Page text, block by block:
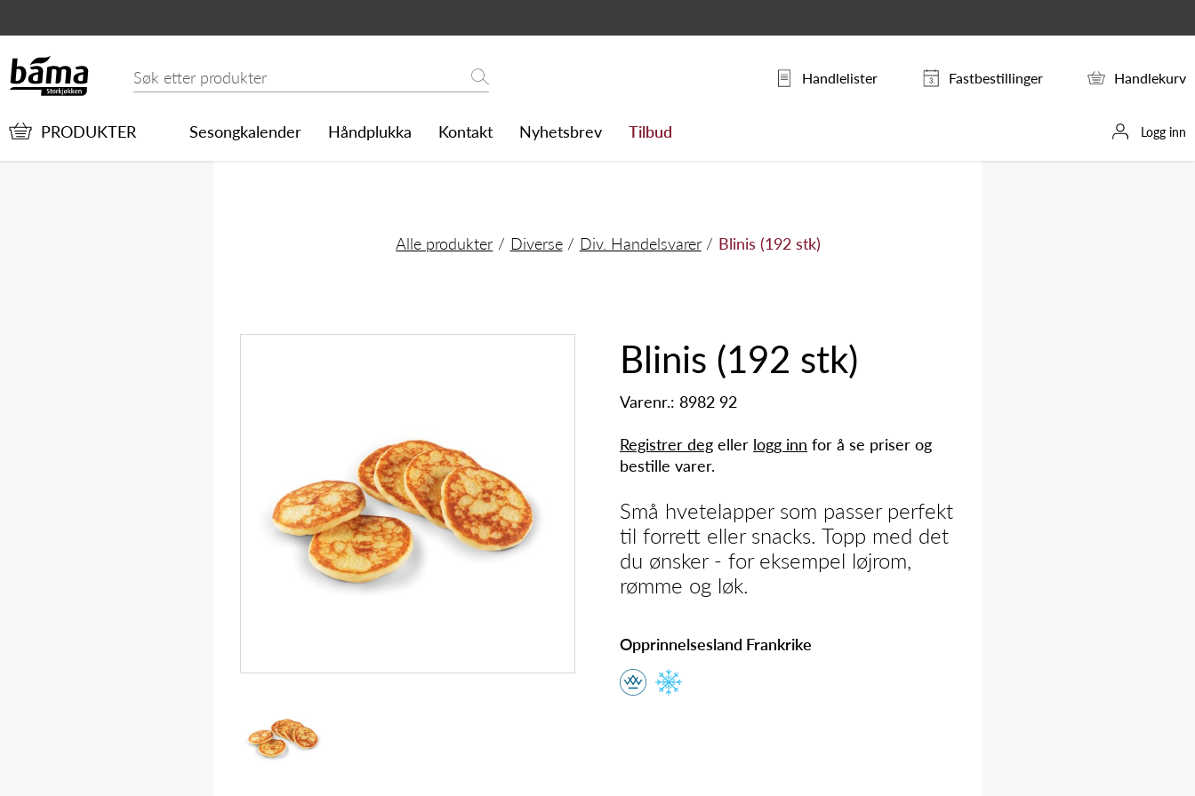
Blinis (192 stk)
Søk etter
Søk
Handlelister Fastbestillinger Handlekurv
PRODUKTER Sesongkalender Håndplukka Kontakt Nyhetsbrev Tilbud Logg inn
Alle produkter Diverse Div. Handelsvarer Blinis (192 stk)
Blinis (192 stk)
Varenr.: 8982 92
Registrer deg eller logg inn for å se priser og
bestille varer.
Små hvetelapper som passer perfekt
til forrett eller snacks. Topp med det
du ønsker - for eksempel løjrom,
rømme og løk.
Opprinnelsesland Frankrike